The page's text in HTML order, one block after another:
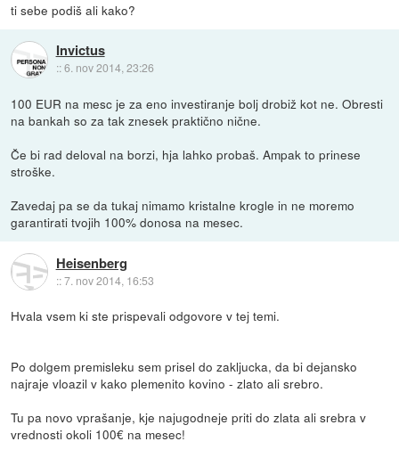
ti sebe podiš ali kako?
Invictus
::6. nov 2014, 23:26
100 EUR na mesc je za eno investiranje bolj drobiž kot ne. Obresti
na bankah so za tak znesek praktično nične.
Če bi rad deloval na borzi, hja lahko probaš. Ampak to prinese
stroške.
Zavedaj pa se da tukaj nimamo kristalne krogle in ne moremo
garantirati tvojih 100% donosa na mesec.
Heisenberg
::7. nov 2014, 16:53
Hvala vsem ki ste prispevali odgovore v tej temi.
Po dolgem premisleku sem prisel do zakljucka, da bi dejansko
najraje vloazil v kako plemenito kovino - zlato ali srebro.
Tu pa novo vprašanje, kje najugodneje priti do zlata ali srebra v
vrednosti okoli 100€ na mesec!